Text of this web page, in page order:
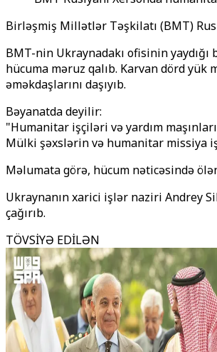
Birləşmiş Millətlər Təşkilatı (BMT)
BMT-nin Ukraynadakı ofisinin
hücuma məruz qalıb. Karvan dörd yük
əməkdaşlarını daşıyıb.
Bəyanatda deyilir:
"Humanitar işçiləri və yardım
Mülki şəxslərin və humanitar missiya
Məlumata görə, hücum nəticəsində
Ukraynanın xarici işlər naziri Andrey
çağırıb.
TÖVSİYƏ EDİLƏN